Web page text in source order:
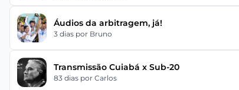
Áudios da arbitragem, já!
3 dias por Bruno
Transmissão Cuiabá x Sub-20
83 dias por Carlos